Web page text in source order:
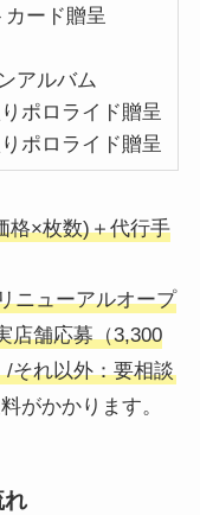
ード贈呈
アルバム
ポロライド贈呈
ポロライド贈呈
格×枚数)＋代行手
ニューアルオープ
店舗応募（3,300
/それ以外：要相談
がかかります。
れ